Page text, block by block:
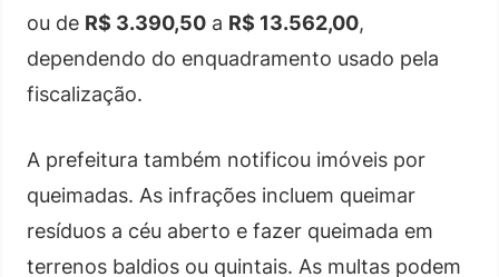
ou de R$ 3.390,50 a R$ 13.562,00,
dependendo do enquadramento usado pela
fiscalização.
A prefeitura também notificou imóveis por
queimadas. As infrações incluem queimar
resíduos a céu aberto e fazer queimada em
terrenos baldios ou quintais. As multas podem